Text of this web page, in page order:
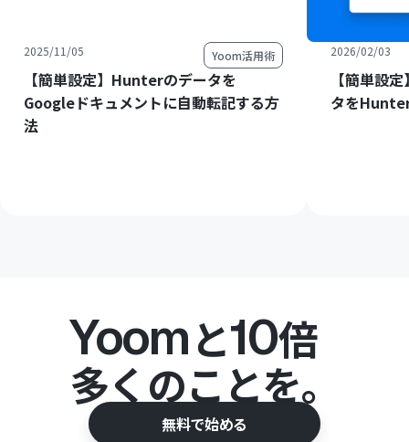
2025/11/05 Yoom活用術
【簡単設定】Hunterのデータを
Googleドキュメントに自動転記する方
法
2026/02/03
【簡単設
タを
Yoomと10倍
多くのことを。
無料で始める